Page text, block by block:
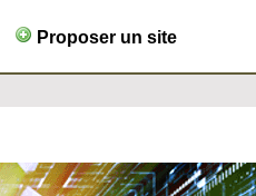
Proposer un site